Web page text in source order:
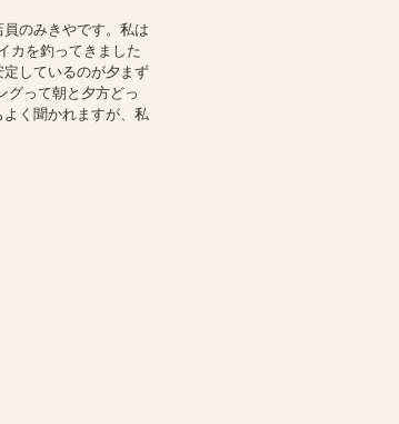
のみきやです。私は
カを釣ってきました
しているのが夕まず
グって朝と夕方どっ
く聞かれますが、私